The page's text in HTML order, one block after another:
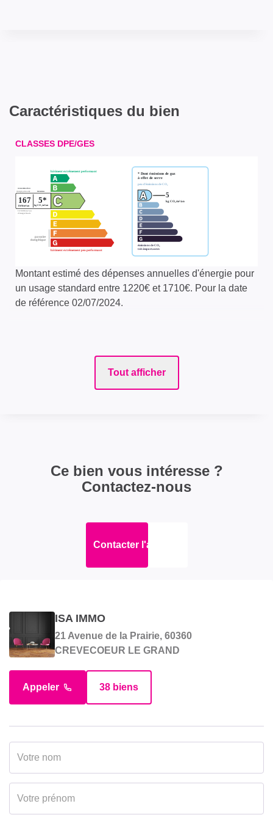
Caractéristiques du bien
CLASSES DPE/GES
Montant estimé des dépenses annuelles d'énergie pour
un usage standard entre 1220€ et 1710€. Pour la date
de référence 02/07/2024.
Tout afficher
Ce bien vous intéresse ?
Contactez-nous
Contacter l'agence
ISA IMMO
21 Avenue de la Prairie, 60360
CREVECOEUR LE GRAND
Appeler 38 biens